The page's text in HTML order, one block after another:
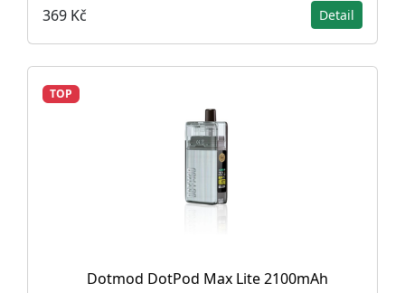
369 Kč Detail
TOP
Dotmod DotPod Max Lite 2100mAh